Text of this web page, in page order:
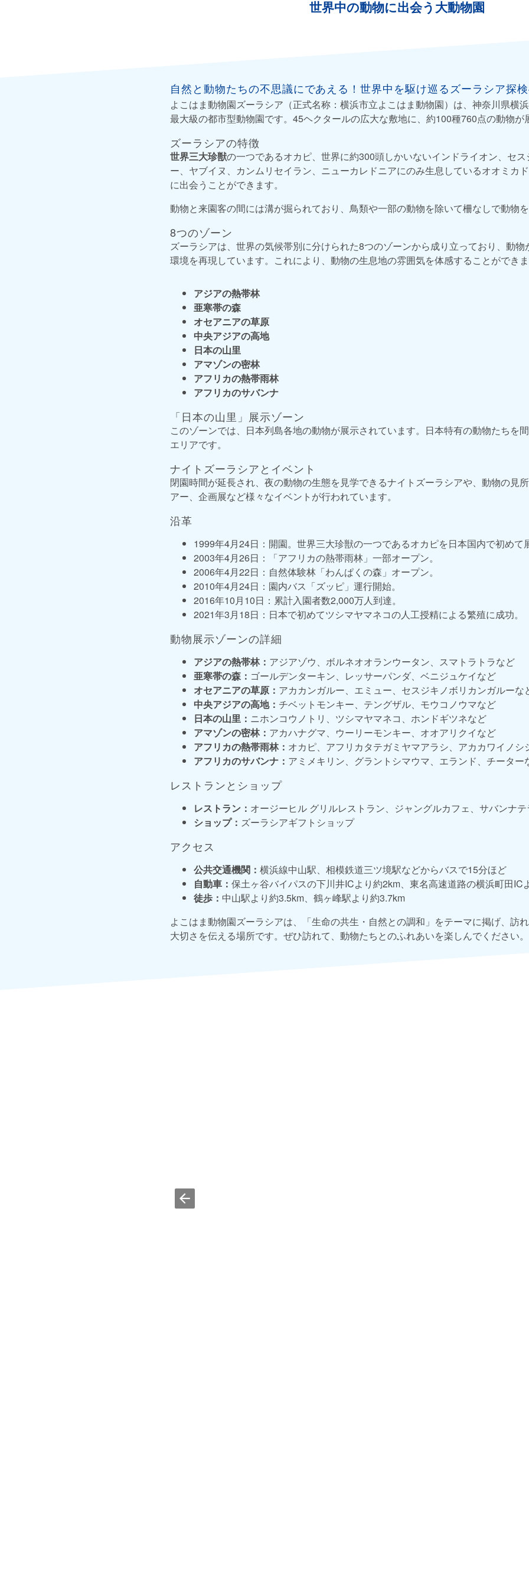
世界中の動物に出会う大動物園
自然と動物たちの不思議にであえる！世界中を駆け巡るズーラシア探
よこはま動物園ズーラシア（正式名称：横浜市立よこはま動物園）は、神奈川県横
最大級の都市型動物園です。45ヘクタールの広大な敷地に、約100種760点の動物が
ズーラシアの特徴
世界三大珍獣の一つであるオカピ、世界に約300頭しかいないインドライオン、セ
ー、ヤブイヌ、カンムリセイラン、ニューカレドニアにのみ生息しているオオミカ
に出会うことができます。
動物と来園客の間には溝が掘られており、鳥類や一部の動物を除いて柵なしで動物を
8つのゾーン
ズーラシアは、世界の気候帯別に分けられた8つのゾーンから成り立っており、動
環境を再現しています。これにより、動物の生息地の雰囲気を体感することができま
アジアの熱帯林
亜寒帯の森
オセアニアの草原
中央アジアの高地
日本の山里
アマゾンの密林
アフリカの熱帯雨林
アフリカのサバンナ
「日本の山里」展示ゾーン
このゾーンでは、日本列島各地の動物が展示されています。日本特有の動物たちを
エリアです。
ナイトズーラシアとイベント
閉園時間が延長され、夜の動物の生態を見学できるナイトズーラシアや、動物の見
アー、企画展など様々なイベントが行われています。
沿革
1999年4月24日：開園。世界三大珍獣の一つであるオカピを日本国内で初めて
2003年4月26日：「アフリカの熱帯雨林」一部オープン。
2006年4月22日：自然体験林「わんぱくの森」オープン。
2010年4月24日：園内バス「ズッピ」運行開始。
2016年10月10日：累計入園者数2,000万人到達。
2021年3月18日：日本で初めてツシマヤマネコの人工授精による繁殖に成功。
動物展示ゾーンの詳細
アジアの熱帯林： アジアゾウ、ボルネオオランウータン、スマトラトラなど
亜寒帯の森： ゴールデンターキン、レッサーパンダ、ベニジュケイなど
オセアニアの草原： アカカンガルー、エミュー、セスジキノボリカンガルーな
中央アジアの高地： チベットモンキー、テングザル、モウコノウマなど
日本の山里： ニホンコウノトリ、ツシマヤマネコ、ホンドギツネなど
アマゾンの密林： アカハナグマ、ウーリーモンキー、オオアリクイなど
アフリカの熱帯雨林： オカピ、アフリカタテガミヤマアラシ、アカカワイノシ
アフリカのサバンナ： アミメキリン、グラントシマウマ、エランド、チーター
レストランとショップ
レストラン： オージーヒル グリルレストラン、ジャングルカフェ、サバンナ
ショップ： ズーラシアギフトショップ
アクセス
公共交通機関： 横浜線中山駅、相模鉄道三ツ境駅などからバスで15分ほど
自動車： 保土ヶ谷バイパスの下川井ICより約2km、東名高速道路の横浜町田IC
徒歩： 中山駅より約3.5km、鶴ヶ峰駅より約3.7km
よこはま動物園ズーラシアは、「生命の共生・自然との調和」をテーマに掲げ、訪
大切さを伝える場所です。ぜひ訪れて、動物たちとのふれあいを楽しんでください。